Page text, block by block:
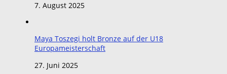
7. August 2025
Maya Toszegi holt Bronze auf der U18
Europameisterschaft
27. Juni 2025